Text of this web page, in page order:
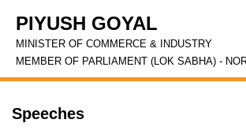
PIYUSH GOYAL
MINISTER OF COMMERCE & INDUSTRY
MEMBER OF PARLIAMENT (LOK SABHA) -
Speeches